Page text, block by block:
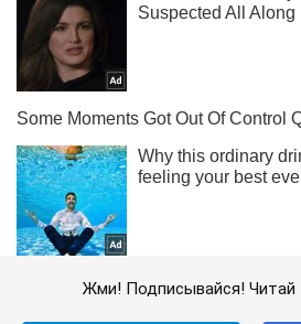
Жми! Подписывайся! Читай